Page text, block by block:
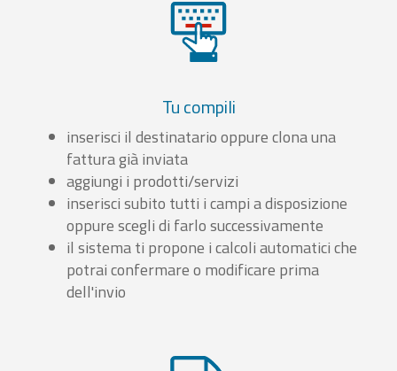
Tu compili
inserisci il destinatario oppure clona una
fattura già inviata
aggiungi i prodotti/servizi
inserisci subito tutti i campi a disposizione
oppure scegli di farlo successivamente
il sistema ti propone i calcoli automatici che
potrai confermare o modificare prima
dell'invio